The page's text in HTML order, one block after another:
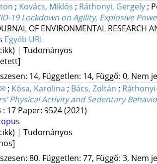
; Kovács, Miklós ; Ráthonyi, Gergely ;
19 Lockdown on Agility, Explosive
OF ENVIRONMENTAL RESEARCH
Egyéb URL
| Tudományos
14, Független: 14, Függő: 0, Nem
; Kósa, Karolina ; Bács, Zoltán ;
Physical Activity and Sedentary
: 17 Paper: 9524(2021)
| Tudományos
80, Független: 77, Függő: 3, Nem